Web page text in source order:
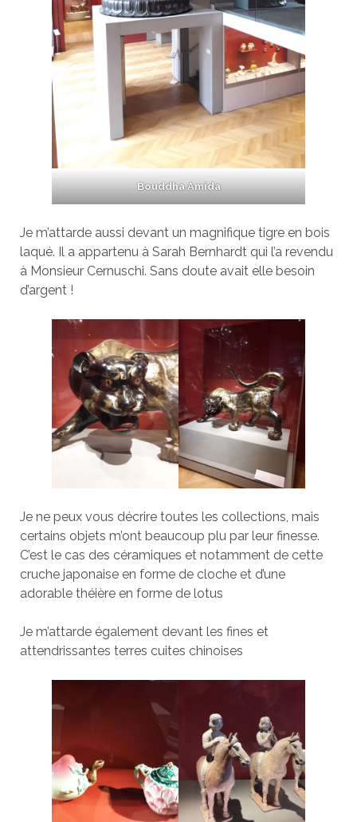
Bouddha Amida
Je m’attarde aussi devant un magnifique tigre en bois
laqué. Il a appartenu à Sarah Bernhardt qui l’a revendu
à Monsieur Cernuschi. Sans doute avait elle besoin
d’argent !
Je ne peux vous décrire toutes les collections, mais
certains objets m’ont beaucoup plu par leur finesse.
C’est le cas des céramiques et notamment de cette
cruche japonaise en forme de cloche et d’une
adorable théière en forme de lotus
Je m’attarde également devant les fines et
attendrissantes terres cuites chinoises